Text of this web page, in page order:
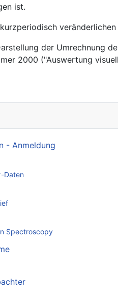
ist.
der Umrechnung
2000 ("Auswertung
- Anmeldung
Daten
Spectroscopy